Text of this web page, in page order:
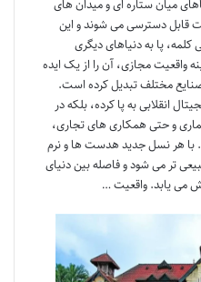
میان ستاره ای و میدان های
قابل دسترسی می شوند و این
کلمه، پا به دنیاهای دیگری
واقعیت مجازی، آن را از یک ایده
مختلف تبدیل کرده است.
انقلابی به پا کرده، بلکه در
و حتی همکاری های تجاری،
با هر نسل جدید هدست ها و نرم
تر می شود و فاصله بین دنیای
می یابد. واقعیت …